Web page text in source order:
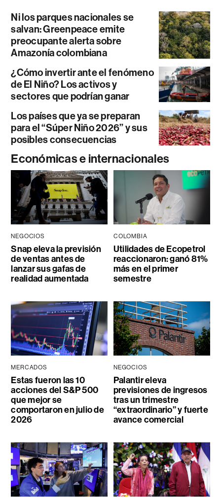
Ni los parques nacionales se
salvan: Greenpeace emite
preocupante alerta sobre
Amazonía colombiana
¿Cómo invertir ante el fenómeno
de El Niño? Los activos y
sectores que podrían ganar
Los países que ya se preparan
para el “Súper Niño 2026” y sus
posibles consecuencias
Económicas e internacionales
NEGOCIOS
Snap eleva la previsión
de ventas antes de
lanzar sus gafas de
realidad aumentada
COLOMBIA
Utilidades de Ecopetrol
reaccionaron: ganó 81%
más en el primer
semestre
MERCADOS
Estas fueron las 10
acciones del S&P 500
que mejor se
comportaron en julio de
2026
NEGOCIOS
Palantir eleva
previsiones de ingresos
tras un trimestre
“extraordinario” y fuerte
avance comercial